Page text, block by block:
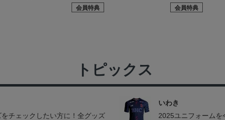
会員特典 会員特典
トピックス
チェックしたい方に！全グッズ
いわき
2025ユニフォーム